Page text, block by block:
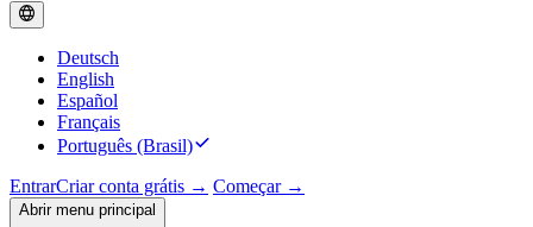
Deutsch
English
Español
Français
Português (Brasil)
EntrarCriar conta grátis → Começar →
Abrir menu principal